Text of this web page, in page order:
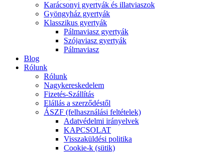
Karácsonyi gyertyák és illatviaszok
Gyöngyház gyertyák
Klasszikus gyertyák
Pálmaviasz gyertyák
Szójaviasz gyertyák
Pálmaviasz
Blog
Rólunk
Rólunk
Nagykereskedelem
Fizetés-Szállítás
Elállás a szerződéstől
ÁSZF (felhasználási feltételek)
Adatvédelmi irányelvek
KAPCSOLAT
Visszaküldési politika
Cookie-k (sütik)